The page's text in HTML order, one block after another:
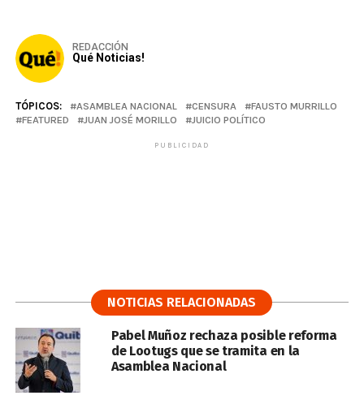
REDACCIÓN
Qué Noticias!
TÓPICOS: ASAMBLEA NACIONAL CENSURA
FAUSTO MURRILLO
FEATURED
JUAN JOSÉ MORILLO JUICIO POLÍTICO
PUBLICIDAD
NOTICIAS RELACIONADAS
Pabel Muñoz rechaza posible reforma
de Lootugs que se tramita en la
Asamblea Nacional